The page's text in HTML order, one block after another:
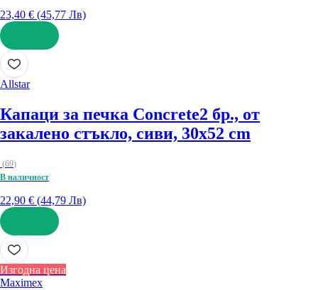
23,40 € (45,77 Лв)
ДОБАВИ
Allstar
Капаци за печка Concrete2 бр., от
закалено стъкло, сиви, 30x52 cm
(69)
В наличност
22,90 € (44,79 Лв)
ДОБАВИ
Изгодна цена
Maximex